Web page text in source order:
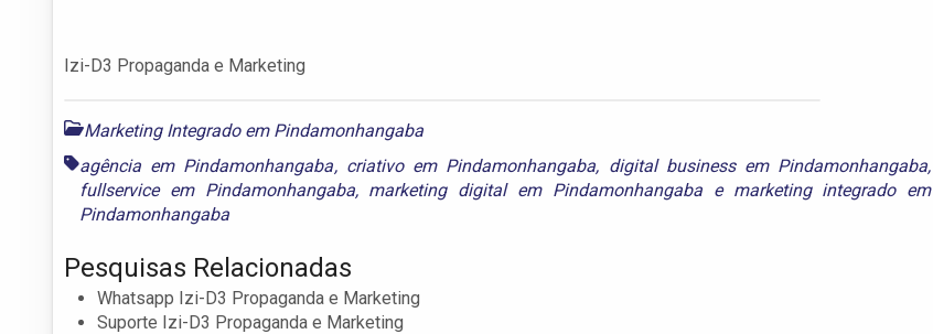
Izi-D3 Propaganda e Marketing
Marketing Integrado em Pindamonhangaba
agência em Pindamonhangaba, criativo em Pindamonhangaba, digital business em Pindamonhangaba,
fullservice em Pindamonhangaba, marketing digital em Pindamonhangabae marketing integrado em
Pindamonhangaba
Pesquisas Relacionadas
Whatsapp Izi-D3 Propaganda e Marketing
Suporte Izi-D3 Propaganda e Marketing